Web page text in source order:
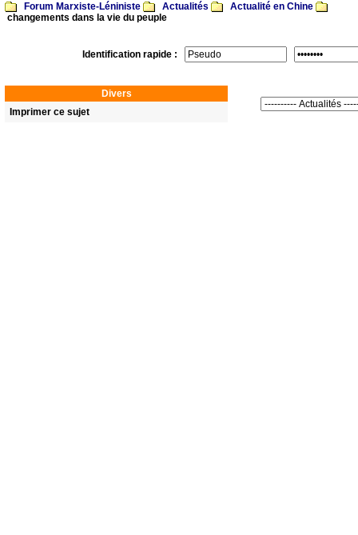
Forum Marxiste-Léniniste Actualités
Actualité en Chine
changements dans la vie du peuple
Identification rapide :
Divers
Imprimer ce sujet